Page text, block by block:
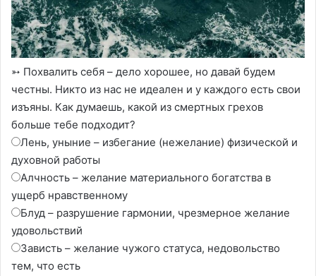
➳ Похвалить себя – дело хорошее, но давай будем
честны. Никто из нас не идеален и у каждого есть свои
изъяны. Как думаешь, какой из смертных грехов
больше тебе подходит?
Лень, уныние – избегание (нежелание) физической и
духовной работы
Алчность – желание материального богатства в
ущерб нравственному
Блуд – разрушение гармонии, чрезмерное желание
удовольствий
Зависть – желание чужого статуса, недовольство
тем, что есть